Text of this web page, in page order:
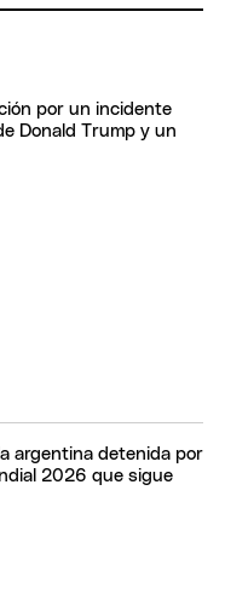
por un incidente
Donald Trump y un
argentina detenida por
2026 que sigue